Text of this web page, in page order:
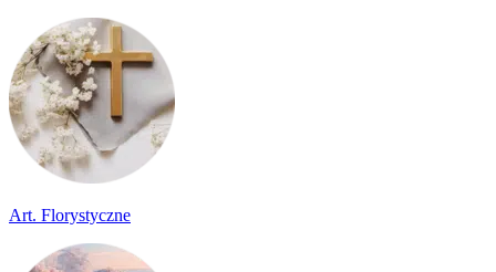
Art. Florystyczne